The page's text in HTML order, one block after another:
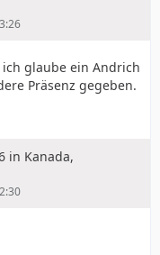
glaube ein Andrich
Präsenz gegeben.
in Kanada,